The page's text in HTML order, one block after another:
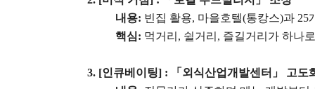
내용: 빈집 활용, 마을호텔(통캉스)과 25
핵심: 먹거리 , 쉴거리 , 즐길거리가 하나
3. [인큐베이팅] : 「 외식산업개발센터 」
고도